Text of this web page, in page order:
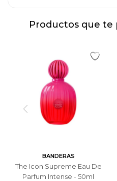
Productos que
BANDERAS
The Icon Supreme Eau De
Parfum Intense - 50ml